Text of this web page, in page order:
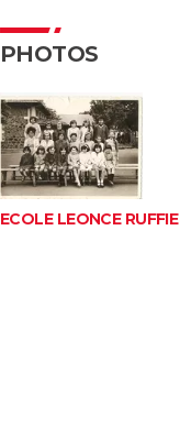
PHOTOS
ECOLE LEONCE RUFFIE